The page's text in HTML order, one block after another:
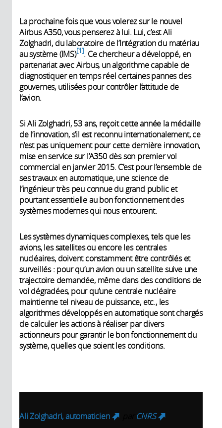
La prochaine fois que vous volerez sur le nouvel
Airbus A350, vous penserez à lui. Lui, c’est Ali
Zolghadri, du laboratoire de l’Intégration du matériau
au système (IMS) 1 . Ce chercheur a développé, en
partenariat avec Airbus, un algorithme capable de
diagnostiquer en temps réel certaines pannes des
gouvernes, utilisées pour contrôler l’attitude de
l’avion.
Si Ali Zolghadri, 53 ans, reçoit cette année la médaille
de l’innovation, s’il est reconnu internationalement, ce
n’est pas uniquement pour cette dernière innovation,
mise en service sur l’A350 dès son premier vol
commercial en janvier 2015. C’est pour l’ensemble de
ses travaux en automatique, une science de
l’ingénieur très peu connue du grand public et
pourtant essentielle au bon fonctionnement des
systèmes modernes qui nous entourent.
Les systèmes dynamiques complexes, tels que les
avions, les satellites ou encore les centrales
nucléaires, doivent constamment être contrôlés et
surveillés : pour qu’un avion ou un satellite suive une
trajectoire demandée, même dans des conditions de
vol dégradées, pour qu’une centrale nucléaire
maintienne tel niveau de puissance, etc., les
algorithmes développés en automatique sont chargés
de calculer les actions à réaliser par divers
actionneurs pour garantir le bon fonctionnement du
système, quelles que soient les conditions.
Ali Zolghadri, automaticien (link is external)
CNRS
(link is